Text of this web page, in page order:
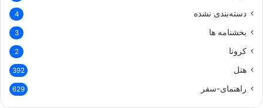
دسته‌بندی نشده 4
بخشنامه ها 3
کرونا 2
هتل 392
راهنمای-سفر 629